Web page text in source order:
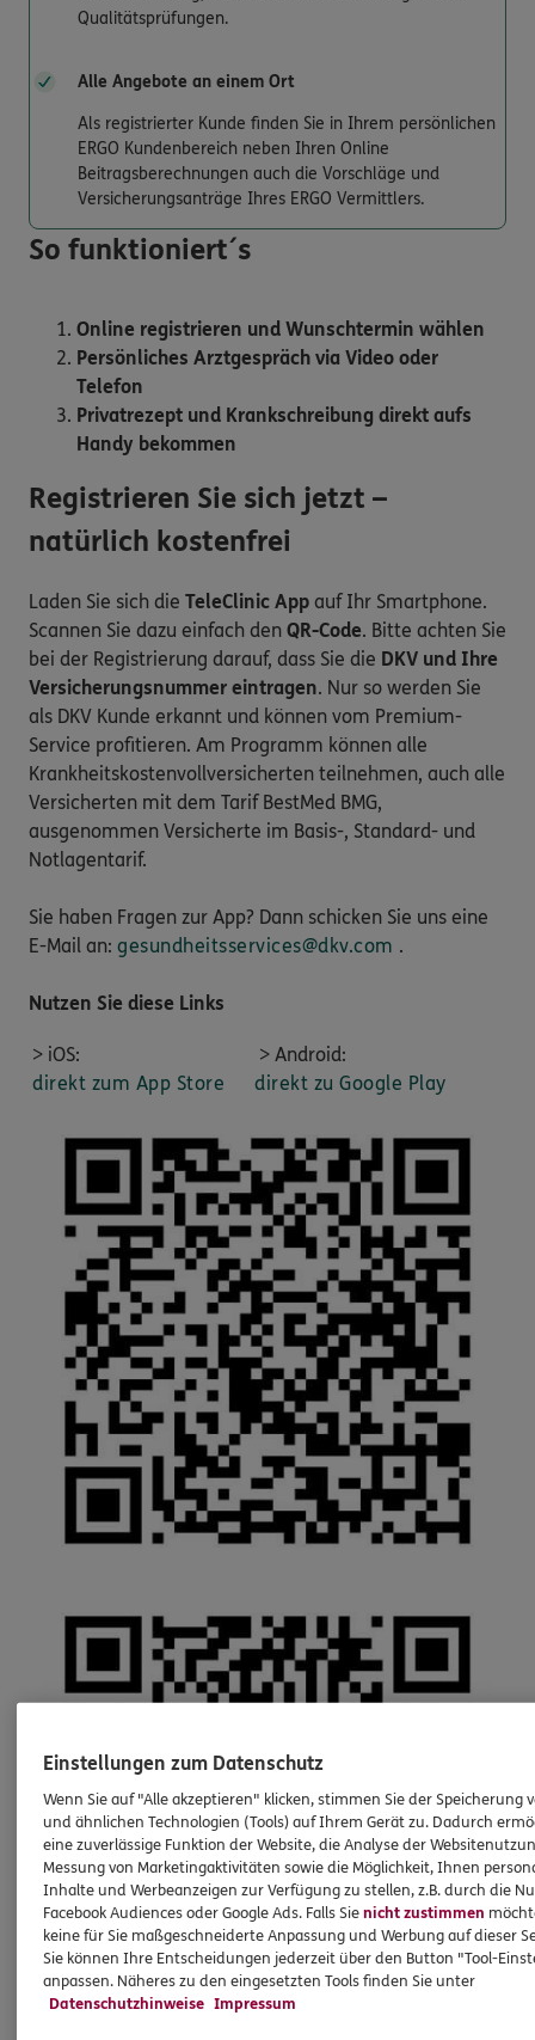
Qualitätsprüfungen.
Alle Angebote an einem Ort
Als registrierter Kunde finden Sie in Ihrem persönlichen
ERGO Kundenbereich neben Ihren Online
Beitragsberechnungen auch die Vorschläge und
Versicherungsanträge Ihres ERGO Vermittlers.
So funktioniert´s
Online registrieren und Wunschtermin wählen
Persönliches Arztgespräch via Video oder
Telefon
Privatrezept und Krankschreibung direkt aufs
Handy bekommen
Registrieren Sie sich jetzt –
natürlich kostenfrei
Laden Sie sich die TeleClinic App auf Ihr Smartphone.
Scannen Sie dazu einfach den QR-Code. Bitte achten Sie
bei der Registrierung darauf, dass Sie die DKV und Ihre
Versicherungsnummer eintragen. Nur so werden Sie
als DKV Kunde erkannt und können vom Premium-
Service profitieren. Am Programm können alle
Krankheitskostenvollversicherten teilnehmen, auch alle
Versicherten mit dem Tarif BestMed BMG,
ausgenommen Versicherte im Basis-, Standard- und
Notlagentarif.
Sie haben Fragen zur App? Dann schicken Sie uns eine
E-Mail an: gesundheitsservices@dkv.com .
Nutzen Sie diese Links
> iOS:
direkt zum App Store
> Android:
direkt zu Google Play
Einstellungen zum Datenschutz
Wenn Sie auf "Alle akzeptieren" klicken, stimmen Sie der Speicherung
und ähnlichen Technologien (Tools) auf Ihrem Gerät zu. Dadurch
eine zuverlässige Funktion der Website, die Analyse der
Messung von Marketingaktivitäten sowie die Möglichkeit, Ihnen
Inhalte und Werbeanzeigen zur Verfügung zu stellen, z.B. durch die
Facebook Audiences oder Google Ads. Falls Sienicht zustimmen
keine für Sie maßgeschneiderte Anpassung und Werbung auf dieser
Sie können Ihre Entscheidungen jederzeit über den Button "Tool-
anpassen. Näheres zu den eingesetzten Tools finden Sie unter
Datenschutzhinweise Impressum